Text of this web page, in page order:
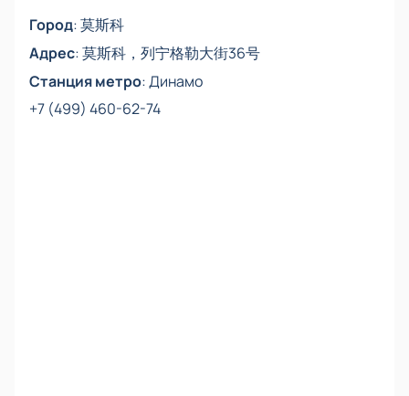
Город:莫斯科
Адрес:莫斯科，列宁格勒大街36号
Станция метро:Динамо
+7 (499) 460-62-74